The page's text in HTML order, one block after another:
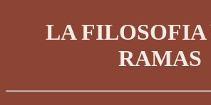
LA FILOSOFIA
RAMAS